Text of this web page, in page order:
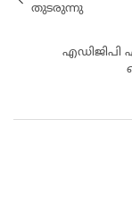
തുടരുന്നു
എഡിജിപി